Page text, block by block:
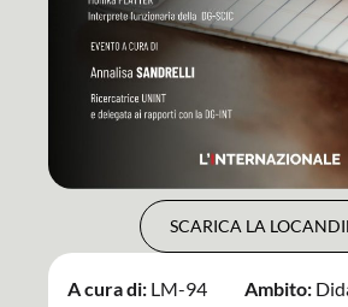
SCARICA LA
A cura di: LM-94 Ambito: